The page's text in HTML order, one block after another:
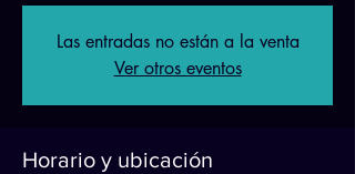
Las entradas no están a la venta
Ver otros eventos
Horario y ubicación